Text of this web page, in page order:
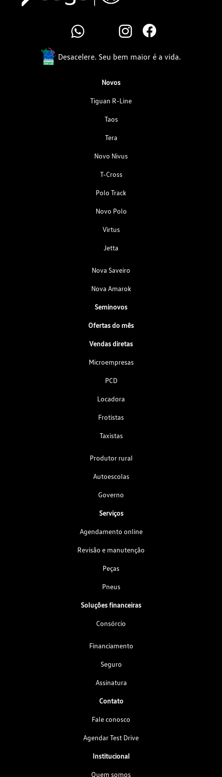
Desacelere. Seu bem maior é a vida.
Novos
Tiguan R-Line
Taos
Tera
Novo Nivus
T-Cross
Polo Track
Novo Polo
Virtus
Jetta
Nova Saveiro
Nova Amarok
Seminovos
Ofertas do mês
Vendas diretas
Microempresas
PCD
Locadora
Frotistas
Taxistas
Produtor rural
Autoescolas
Governo
Serviços
Agendamento online
Revisão e manutenção
Peças
Pneus
Soluções financeiras
Consórcio
Financiamento
Seguro
Assinatura
Contato
Fale conosco
Agendar Test Drive
Institucional
Quem somos